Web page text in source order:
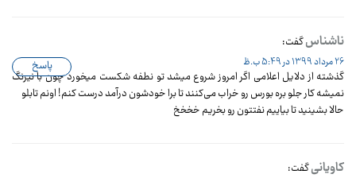
ناشناسگفت:
26 مرداد 1399 در 5:49 ب.ظ
گذشته از دلایل اعلامی اگر امروز شروع میشد تو نطفه شکست میخورد چون با نیرنگ
نمیشه کار جلو بره بورس رو خراب می‌کنند تا برا خودشون درآمد درست کنم! اونم تابلو
حالا بشینید تا بیاییم نفتتون رو بخریم خخخخ
پاسخ
کاویانیگفت: